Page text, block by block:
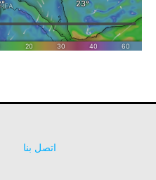
اتصل بنا